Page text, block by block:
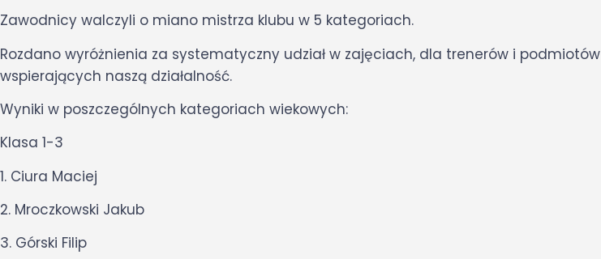
Zawodnicy walczyli o miano mistrza klubu w 5 kategoriach.
Rozdano wyróżnienia za systematyczny udział w zajęciach, dla trenerów i podmiotów
wspierających naszą działalność.
Wyniki w poszczególnych kategoriach wiekowych:
Klasa 1-3
1. Ciura Maciej
2. Mroczkowski Jakub
3. Górski Filip